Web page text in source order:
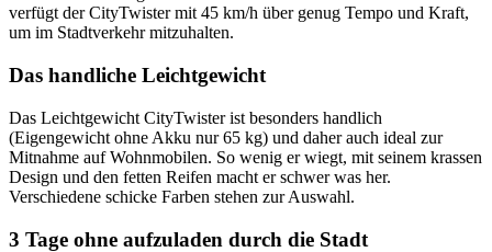
verfügt der CityTwister mit 45 km/h über genug Tempo und Kraft,
um im Stadtverkehr mitzuhalten.
Das handliche Leichtgewicht
Das Leichtgewicht CityTwister ist besonders handlich
(Eigengewicht ohne Akku nur 65 kg) und daher auch ideal zur
Mitnahme auf Wohnmobilen. So wenig er wiegt, mit seinem krassen
Design und den fetten Reifen macht er schwer was her.
Verschiedene schicke Farben stehen zur Auswahl.
3 Tage ohne aufzuladen durch die Stadt